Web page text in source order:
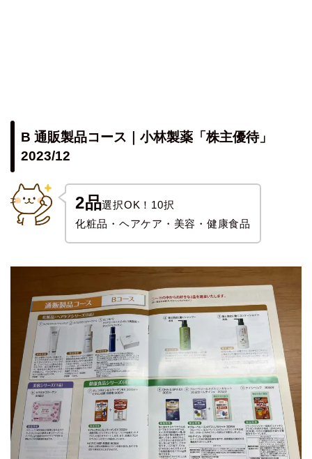
B 通販製品コース｜小林製薬「株主優待」
2023/12
2品選択OK！10択
化粧品・ヘアケア・美容・健康食品